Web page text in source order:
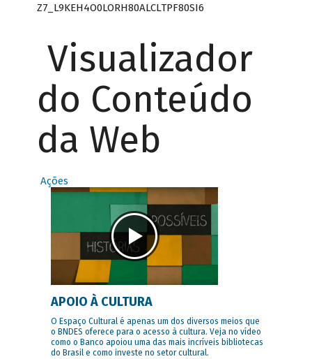
Z7_L9KEH4O0LORH80ALCLTPF80SI6
Visualizador
do Conteúdo
da Web
Ações
APOIO À CULTURA
O Espaço Cultural é apenas um dos diversos meios que
o BNDES oferece para o acesso à cultura. Veja no vídeo
como o Banco apoiou uma das mais incríveis bibliotecas
do Brasil e como investe no setor cultural.